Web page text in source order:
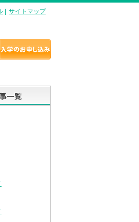
サイトマップ